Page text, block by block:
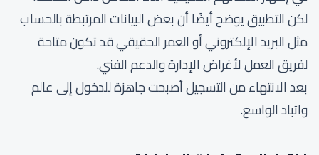
لكن التطبيق يوضح أيضًا أن بعض البيانات المرتبطة بالحساب
مثل البريد الإلكتروني أو العمر الحقيقي قد تكون متاحة
لفريق العمل لأغراض الإدارة والدعم الفني.
بعد الانتهاء من التسجيل أصبحت جاهزة للدخول إلى عالم
واتباد الواسع.